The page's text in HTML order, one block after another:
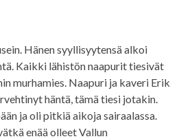
Hänen syyllisyytensä alkoi
Kaikki lähistön naapurit tiesivät
murhamies. Naapuri ja kaveri Erik
häntä, tämä tiesi jotakin.
ja oli pitkiä aikoja sairaalassa.
enää olleet Vallun